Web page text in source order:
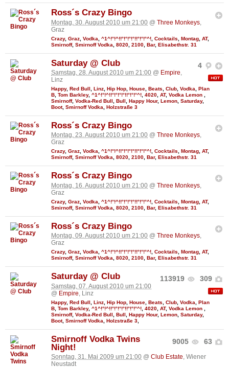
Ross´s Crazy Bingo
Montag, 30. August 2010 um 21:00 @ Three Monkeys
Graz
Crazy, Graz Vodka ^1^!°!^!!°!°!°!°!!°!°!°^! Cocktails Montag AT,
Smirnoff, Smirnoff Vodka 8020 2100 Bar, Elisabethstr. 31
4
Saturday @ Club
Samstag, 28. August 2010 um 21:00 @ Empire,
Linz
Happy, Red Bull Linz Hip Hop House Beats Club Vodka
Plan
B Tom Barkley, ^1^!°!^!!°!°!°!°!!°!°!°^! 4020 AT, Vodka Lemon
Smirnoff, Vodka-Red Bull Bull Happy Hour, Lemon Saturday,
Boot, Smirnoff Vodka Holzstraße 3
Ross´s Crazy Bingo
Montag, 23. August 2010 um 21:00 @ Three Monkeys,
Graz
Crazy, Graz, Vodka, ^1^!°!^!!°!°!°!°!!°!°!°^!, Cocktails, Montag, AT,
Smirnoff, Smirnoff Vodka, 8020, 2100, Bar, Elisabethstr. 31
Ross´s Crazy Bingo
Montag, 16. August 2010 um 21:00 @ Three Monkeys
Graz
Crazy, Graz Vodka ^1^!°!^!!°!°!°!°!!°!°!°^! Cocktails Montag AT,
Smirnoff, Smirnoff Vodka 8020 2100 Bar, Elisabethstr. 31
Ross´s Crazy Bingo
Montag, 09. August 2010 um 21:00 @ Three Monkeys,
Graz
Crazy, Graz Vodka ^1^!°!^!!°!°!°!°!!°!°!°^! Cocktails Montag AT,
Smirnoff, Smirnoff Vodka 8020 2100 Bar, Elisabethstr. 31
113919 309
Saturday @ Club
Samstag, 07. August 2010 um 21:00
@ Empire , Linz
Happy, Red Bull Linz Hip Hop House Beats Club Vodka
Plan
B Tom Barkley, ^1^!°!^!!°!°!°!°!!°!°!°^! 4020 AT, Vodka Lemon
Smirnoff, Vodka-Red Bull Bull Happy Hour, Lemon Saturday,
Boot, Smirnoff Vodka Holzstraße 3
9005 63
Smirnoff Vodka Twins
Night!
Sonntag, 31. Mai 2009 um 21:00 @ Club Estate, Wiener
Neustadt